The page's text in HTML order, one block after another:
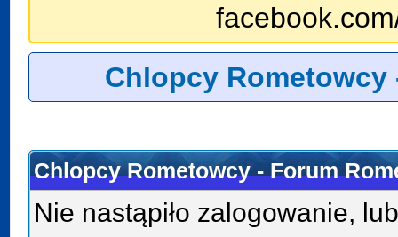
Chlopcy Rometowcy
Chlopcy Rometowcy - Forum
Nie nastąpiło zalogowanie,